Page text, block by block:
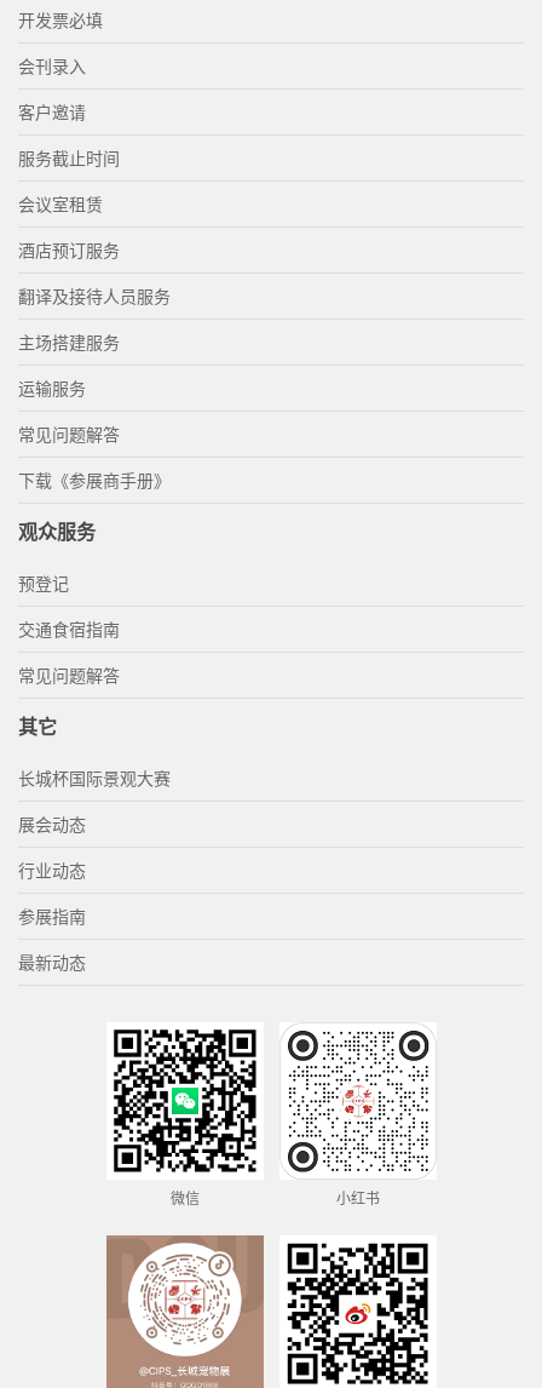
开发票必填
会刊录入
客户邀请
服务截止时间
会议室租赁
酒店预订服务
翻译及接待人员服务
主场搭建服务
运输服务
常见问题解答
下载《参展商手册》
观众服务
预登记
交通食宿指南
常见问题解答
其它
长城杯国际景观大赛
展会动态
行业动态
参展指南
最新动态
微信 小红书